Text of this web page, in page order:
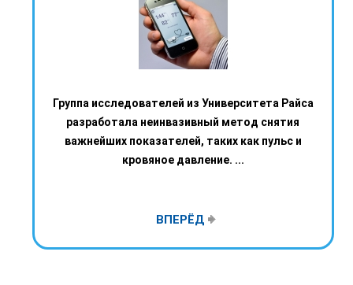
Группа исследователей из Университета Райса
разработала неинвазивный метод снятия
важнейших показателей, таких как пульс и
кровяное давление. ...
ВПЕРЁД